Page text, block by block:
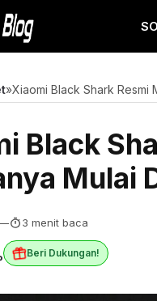
»Xiaomi Black Shark Resmi
Black
Mulai
3 menit baca
Beri Dukungan!